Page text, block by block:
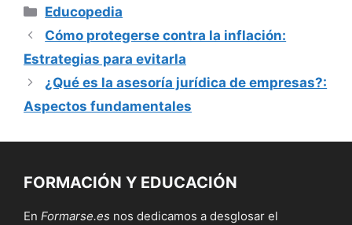
Categorías
Educopedia
Cómo protegerse contra la inflación:
Estrategias para evitarla
¿Qué es la asesoría jurídica de empresas?:
Aspectos fundamentales
FORMACIÓN Y EDUCACIÓN
En Formarse.es nos dedicamos a desglosar el